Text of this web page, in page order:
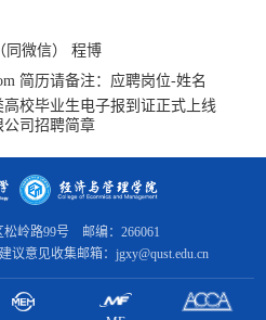
同微信） 程博
简历请备注：应聘岗位-姓名
校毕业生电子报到证正式上线
司招聘简章
松岭路99号 邮编：266061
议意见收集邮箱：jgxy@qust.edu.cn